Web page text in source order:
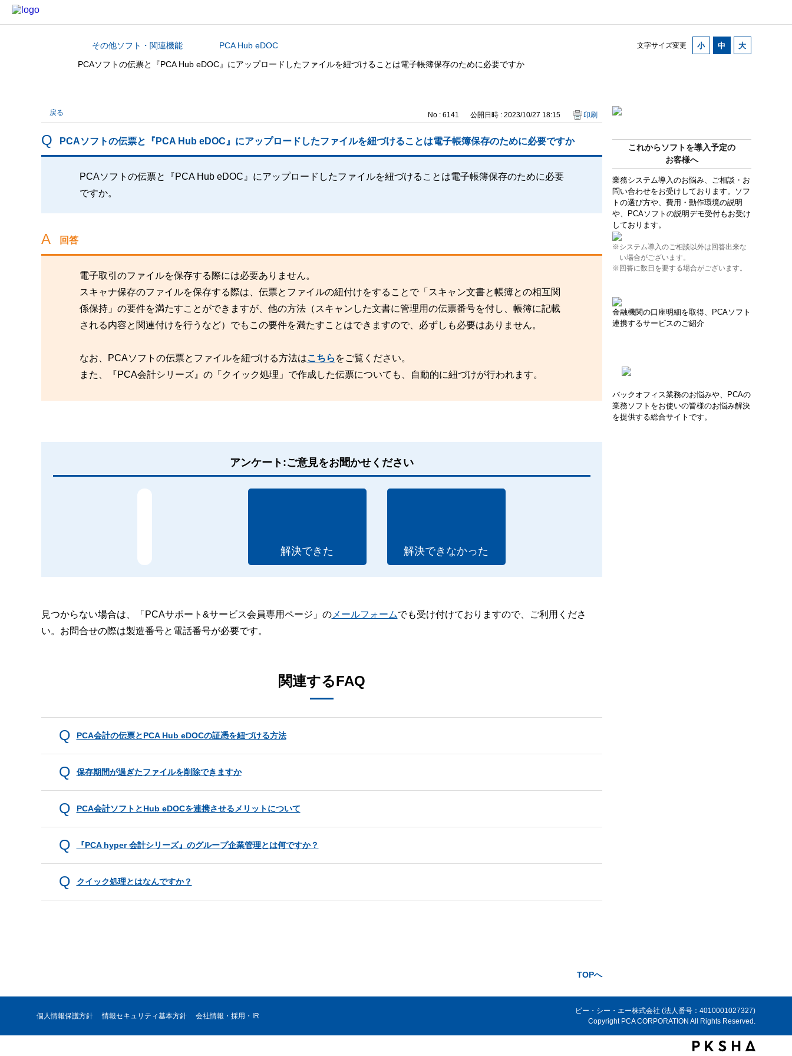
文字サイズ変更
カテゴリから探すその他ソフト・関連機能
PCA Hub eDOC
PCAソフトの伝票と『PCA Hub eDOC』にアップロードしたファイルを紐づけることは電子帳簿保存のために必要ですか
これからソフトを導入予定の
お客様へ
業務システム導入のお悩み、ご相談・お
問い合わせをお受けしております。ソフ
トの選び方や、費用・動作環境の説明
や、PCAソフトの説明デモ受付もお受け
しております。
※システム導入のご相談以外は回答出来な
い場合がございます。
※回答に数日を要する場合がございます。
金融機関の口座明細を取得、PCAソフト
連携するサービスのご紹介
バックオフィス業務のお悩みや、PCAの
業務ソフトをお使いの皆様のお悩み解決
を提供する総合サイトです。
戻る No : 6141 公開日時 : 2023/10/27 18:15 印刷
PCAソフトの伝票と『PCA Hub eDOC』にアップロードしたファイルを紐づけることは電子帳簿保存のために必要ですか
PCAソフトの伝票と『PCA Hub eDOC』にアップロードしたファイルを紐づけることは電子帳簿保存のために必要
ですか。
回答
電子取引のファイルを保存する際には必要ありません。
スキャナ保存のファイルを保存する際は、伝票とファイルの紐付けをすることで「スキャン文書と帳簿との相互関
係保持」の要件を満たすことができますが、他の方法（スキャンした文書に管理用の伝票番号を付し、帳簿に記載
される内容と関連付けを行うなど）でもこの要件を満たすことはできますので、必ずしも必要はありません。
なお、PCAソフトの伝票とファイルを紐づける方法はこちら をご覧ください。
また、『PCA会計シリーズ』の「クイック処理」で作成した伝票についても、自動的に紐づけが行われます。
アンケート:ご意見をお聞かせください
解決できた 解決できなかった
見つからない場合は、「PCAサポート&サービス会員専用ページ」のメールフォームでも受け付けておりますので、ご利用くださ
い。お問合せの際は製造番号と電話番号が必要です。
関連するFAQ
PCA会計の伝票とPCA Hub eDOCの証憑を紐づける方法
保存期間が過ぎたファイルを削除できますか
PCA会計ソフトとHub eDOCを連携させるメリットについて
『PCA hyper 会計シリーズ』のグループ企業管理とは何ですか？
クイック処理とはなんですか？
TOPへ
個人情報保護方針 情報セキュリティ基本方針 会社情報・採用・IR
ピー・シー・エー株式会社 (法人番号：4010001027327)
Copyright PCA CORPORATION All Rights Reserved.